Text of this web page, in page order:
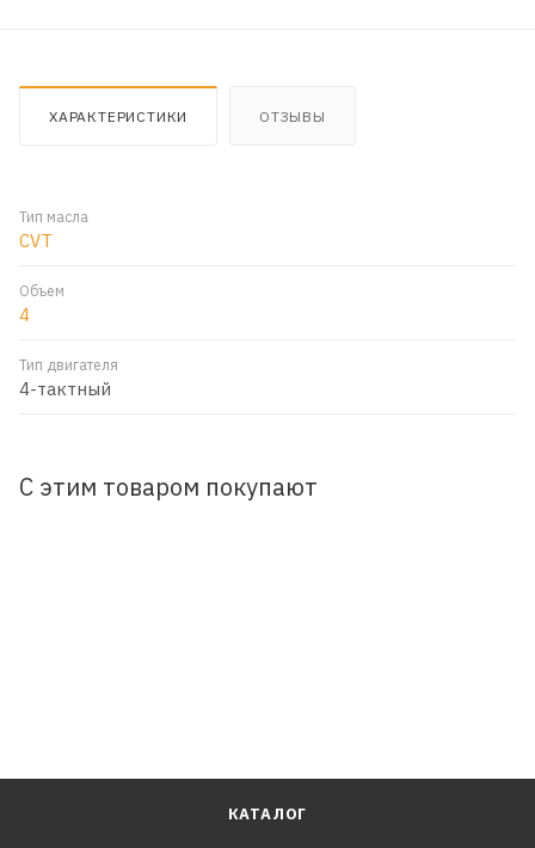
ХАРАКТЕРИСТИКИ ОТЗЫВЫ
Тип масла
CVT
Объем
4
Тип двигателя
4-тактный
С этим товаром покупают
КАТАЛОГ